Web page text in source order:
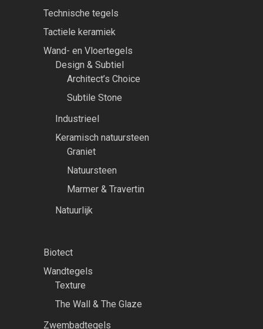
Technische tegels
Tactiele keramiek
Wand- en Vloertegels
Design & Subtiel
Architect’s Choice
Subtile Stone
Industrieel
Keramisch natuursteen
Graniet
Natuursteen
Marmer & Travertin
Natuurlijk
Biotect
Wandtegels
Texture
The Wall & The Glaze
Zwembadtegels